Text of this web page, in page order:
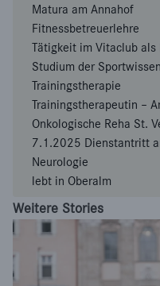
Matura am Annahof
Fitnessbetreuerlehre
Tätigkeit im Vitaclub als
Studium der
Trainingstherapie
Trainingstherapeutin –
Onkologische Reha St.
7.1.2025 Dienstantritt
Neurologie
lebt in Oberalm
Weitere Stories